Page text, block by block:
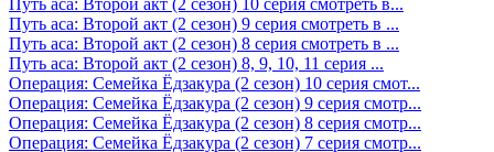
Путь аса: Второй акт (2 сезон) 9 серия смотреть в ...
Путь аса: Второй акт (2 сезон) 8 серия смотреть в ...
Путь аса: Второй акт (2 сезон) 8, 9, 10, 11 серия ...
Операция: Семейка Ёдзакура (2 сезон) 10 серия смот...
Операция: Семейка Ёдзакура (2 сезон) 9 серия смотр...
Операция: Семейка Ёдзакура (2 сезон) 8 серия смотр...
Операция: Семейка Ёдзакура (2 сезон) 7 серия смотр...